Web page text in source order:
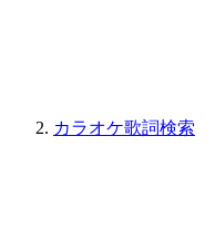
カラオケ歌詞検索